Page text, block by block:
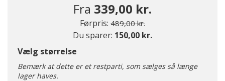
Fra 339,00 kr.
Førpris: Pris nedsat fra
489,00 kr.til
Du sparer: 150,00 kr.
Vælg størrelse
Bemærk at dette er et restparti, som sælges så længe
lager haves.